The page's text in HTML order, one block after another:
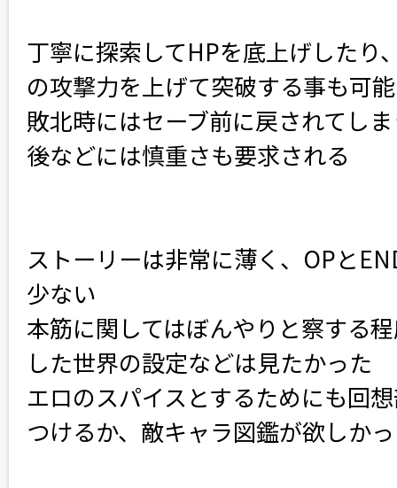
丁寧に探索してHPを底上げしたり
の攻撃力を上げて突破する事も可能
敗北時にはセーブ前に戻されてし
後などには慎重さも要求される
ストーリーは非常に薄く、OPと
少ない
本筋に関してはぼんやりと察する
した世界の設定などは見たかった
エロのスパイスとするためにも回
つけるか、敵キャラ図鑑が欲しか